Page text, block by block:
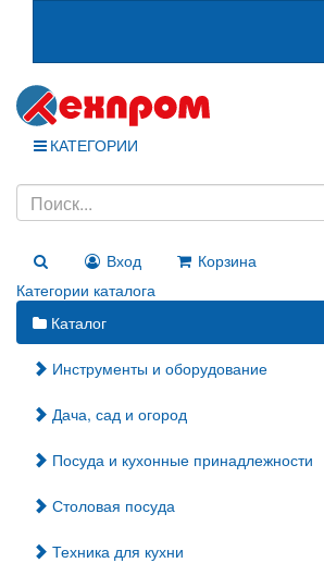
КАТЕГОРИИ
Вход
Корзина
Категории каталога
Каталог
Инструменты и оборудование
Дача, сад и огород
Посуда и кухонные принадлежности
Столовая посуда
Техника для кухни